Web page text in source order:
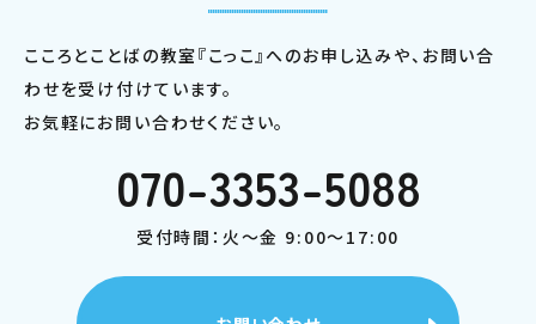
こころとことばの教室『こっこ』へのお申し込みや、お問い合
わせを受け付けています。
お気軽にお問い合わせください。
070-3353-5088
受付時間：火～金 9:00～17:00